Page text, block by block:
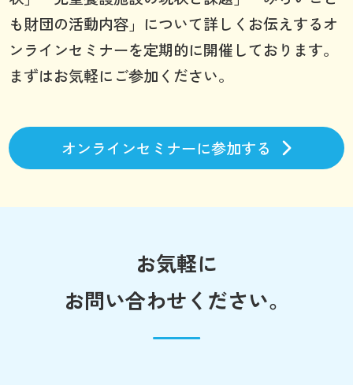
も財団の活動内容」について詳しくお伝えするオ
ンラインセミナーを定期的に開催しております。
まずはお気軽にご参加ください。
オンラインセミナーに参加する
お気軽に
お問い合わせください。